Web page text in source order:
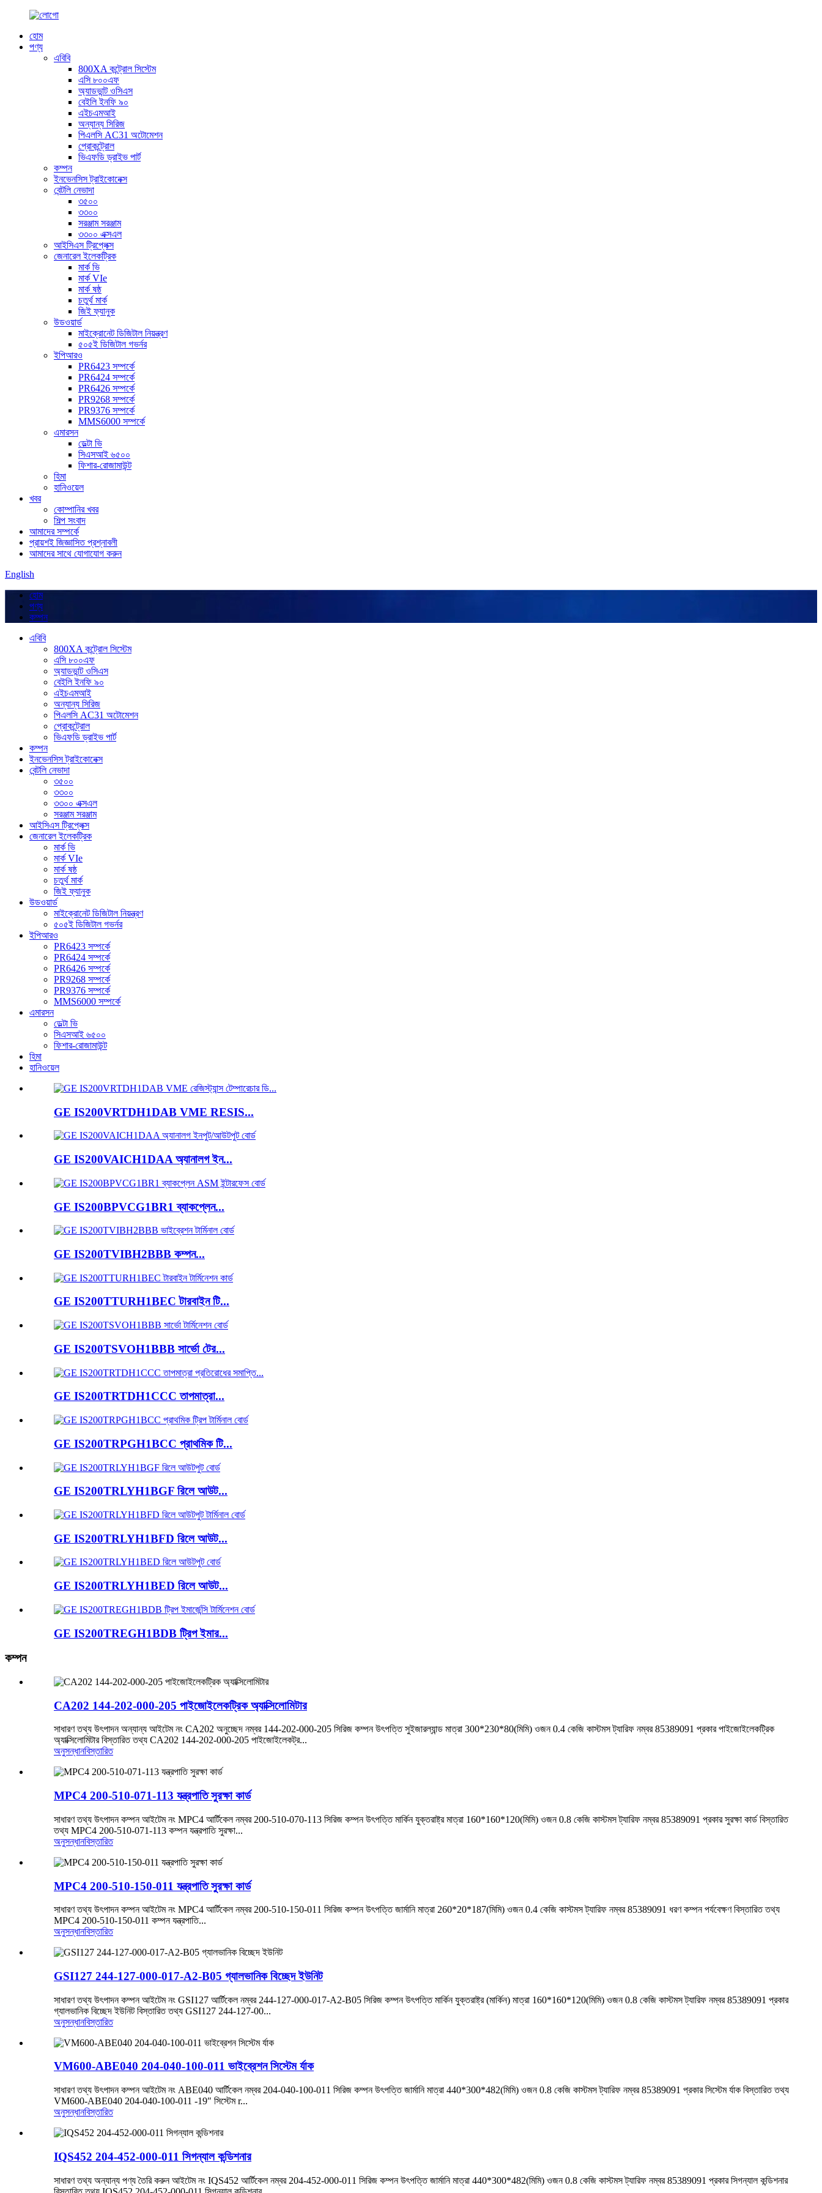
হোম
পণ্য
এবিবি
800XA কন্ট্রোল সিস্টেম
এসি ৮০০এফ
অ্যাডভান্ট ওসিএস
বেইলি ইনফি ৯০
এইচএমআই
অন্যান্য সিরিজ
পিএলসি AC31 অটোমেশন
প্রোকন্ট্রোল
ভিএফডি ড্রাইভ পার্ট
কম্পন
ইনভেনসিস ট্রাইকোনেক্স
বেন্টলি নেভাদা
৩৫০০
৩৩০০
সরঞ্জাম সরঞ্জাম
৩৩০০ এক্সএল
আইসিএস ট্রিপ্লেক্স
জেনারেল ইলেকট্রিক
মার্ক ভি
মার্ক VIe
মার্ক ষষ্ঠ
চতুর্থ মার্ক
জিই ফ্যানুক
উডওয়ার্ড
মাইক্রোনেট ডিজিটাল নিয়ন্ত্রণ
৫০৫ই ডিজিটাল গভর্নর
ইপিআরও
PR6423 সম্পর্কে
PR6424 সম্পর্কে
PR6426 সম্পর্কে
PR9268 সম্পর্কে
PR9376 সম্পর্কে
MMS6000 সম্পর্কে
এমারসন
ডেল্টা ভি
সিএসআই ৬৫০০
ফিশার-রোজামাউন্ট
হিমা
হানিওয়েল
খবর
কোম্পানির খবর
শিল্প সংবাদ
আমাদের সম্পর্কে
প্রায়শই জিজ্ঞাসিত প্রশ্নাবলী
আমাদের সাথে যোগাযোগ করুন
English
হোম
পণ্য
কম্পন
এবিবি
800XA কন্ট্রোল সিস্টেম
এসি ৮০০এফ
অ্যাডভান্ট ওসিএস
বেইলি ইনফি ৯০
এইচএমআই
অন্যান্য সিরিজ
পিএলসি AC31 অটোমেশন
প্রোকন্ট্রোল
ভিএফডি ড্রাইভ পার্ট
কম্পন
ইনভেনসিস ট্রাইকোনেক্স
বেন্টলি নেভাদা
৩৫০০
৩৩০০
৩৩০০ এক্সএল
সরঞ্জাম সরঞ্জাম
আইসিএস ট্রিপ্লেক্স
জেনারেল ইলেকট্রিক
মার্ক ভি
মার্ক VIe
মার্ক ষষ্ঠ
চতুর্থ মার্ক
জিই ফ্যানুক
উডওয়ার্ড
মাইক্রোনেট ডিজিটাল নিয়ন্ত্রণ
৫০৫ই ডিজিটাল গভর্নর
ইপিআরও
PR6423 সম্পর্কে
PR6424 সম্পর্কে
PR6426 সম্পর্কে
PR9268 সম্পর্কে
PR9376 সম্পর্কে
MMS6000 সম্পর্কে
এমারসন
ডেল্টা ভি
সিএসআই ৬৫০০
ফিশার-রোজামাউন্ট
হিমা
হানিওয়েল
GE IS200VRTDH1DAB VME RESIS...
GE IS200VAICH1DAA অ্যানালগ ইন...
GE IS200BPVCG1BR1 ব্যাকপ্লেন...
GE IS200TVIBH2BBB কম্পন...
GE IS200TTURH1BEC টারবাইন টি...
GE IS200TSVOH1BBB সার্ভো টের...
GE IS200TRTDH1CCC তাপমাত্রা...
GE IS200TRPGH1BCC প্রাথমিক টি...
GE IS200TRLYH1BGF রিলে আউট...
GE IS200TRLYH1BFD রিলে আউট...
GE IS200TRLYH1BED রিলে আউট...
GE IS200TREGH1BDB ট্রিপ ইমার...
কম্পন
CA202 144-202-000-205 পাইজোইলেকট্রিক অ্যাক্সিলোমিটার
সাধারণ তথ্য উৎপাদন অন্যান্য আইটেম নং CA202 অনুচ্ছেদ নম্বর 144-202-000-205 সিরিজ কম্পন উৎপত্তি সুইজারল্যান্ড মাত্রা 300*230*80(মিমি) ওজন 0.4 কেজি কাস্টমস ট্যারিফ নম্বর 85389091 প্রকার পাইজোইলেকট্রিক
অ্যাক্সিলোমিটার বিস্তারিত তথ্য CA202 144-202-000-205 পাইজোইলেকট্র...
অনুসন্ধানবিস্তারিত
MPC4 200-510-071-113 যন্ত্রপাতি সুরক্ষা কার্ড
সাধারণ তথ্য উৎপাদন কম্পন আইটেম নং MPC4 আর্টিকেল নম্বর 200-510-070-113 সিরিজ কম্পন উৎপত্তি মার্কিন যুক্তরাষ্ট্র মাত্রা 160*160*120(মিমি) ওজন 0.8 কেজি কাস্টমস ট্যারিফ নম্বর 85389091 প্রকার সুরক্ষা কার্ড বিস্তারিত
তথ্য MPC4 200-510-071-113 কম্পন যন্ত্রপাতি সুরক্ষা...
অনুসন্ধানবিস্তারিত
MPC4 200-510-150-011 যন্ত্রপাতি সুরক্ষা কার্ড
সাধারণ তথ্য উৎপাদন কম্পন আইটেম নং MPC4 আর্টিকেল নম্বর 200-510-150-011 সিরিজ কম্পন উৎপত্তি জার্মানি মাত্রা 260*20*187(মিমি) ওজন 0.4 কেজি কাস্টমস ট্যারিফ নম্বর 85389091 ধরণ কম্পন পর্যবেক্ষণ বিস্তারিত তথ্য
MPC4 200-510-150-011 কম্পন যন্ত্রপাতি...
অনুসন্ধানবিস্তারিত
GSI127 244-127-000-017-A2-B05 গ্যালভানিক বিচ্ছেদ ইউনিট
সাধারণ তথ্য উৎপাদন কম্পন আইটেম নং GSI127 আর্টিকেল নম্বর 244-127-000-017-A2-B05 সিরিজ কম্পন উৎপত্তি মার্কিন যুক্তরাষ্ট্র (মার্কিন) মাত্রা 160*160*120(মিমি) ওজন 0.8 কেজি কাস্টমস ট্যারিফ নম্বর 85389091 প্রকার
গ্যালভানিক বিচ্ছেদ ইউনিট বিস্তারিত তথ্য GSI127 244-127-00...
অনুসন্ধানবিস্তারিত
VM600-ABE040 204-040-100-011 ভাইব্রেশন সিস্টেম র্যাক
সাধারণ তথ্য উৎপাদন কম্পন আইটেম নং ABE040 আর্টিকেল নম্বর 204-040-100-011 সিরিজ কম্পন উৎপত্তি জার্মানি মাত্রা 440*300*482(মিমি) ওজন 0.8 কেজি কাস্টমস ট্যারিফ নম্বর 85389091 প্রকার সিস্টেম র্যাক বিস্তারিত তথ্য
VM600-ABE040 204-040-100-011 -19″ সিস্টেম r...
অনুসন্ধানবিস্তারিত
IQS452 204-452-000-011 সিগন্যাল কন্ডিশনার
সাধারণ তথ্য অন্যান্য পণ্য তৈরি করুন আইটেম নং IQS452 আর্টিকেল নম্বর 204-452-000-011 সিরিজ কম্পন উৎপত্তি জার্মানি মাত্রা 440*300*482(মিমি) ওজন 0.8 কেজি কাস্টমস ট্যারিফ নম্বর 85389091 প্রকার সিগন্যাল কন্ডিশনার